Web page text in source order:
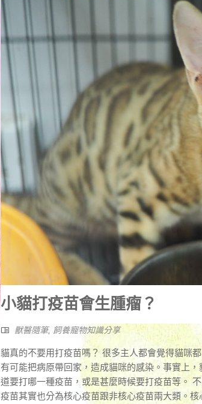
小貓打疫苗會生腫瘤？
獸醫隨筆, 飼養寵物知識分享
貓真的不要用打疫苗嗎？ 很多主人都會覺得貓咪
有可能把病原帶回家，造成貓咪的感染。事實上
道要打哪一種疫苗，或是甚麼時候要打疫苗等。
疫苗其實也分為核心疫苗跟非核心疫苗兩大類。